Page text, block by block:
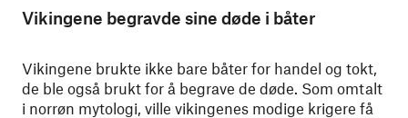
Vikingene begravde sine døde i båter
Vikingene brukte ikke bare båter for handel og tokt,
de ble også brukt for å begrave de døde. Som omtalt
i norrøn mytologi, ville vikingenes modige krigere få